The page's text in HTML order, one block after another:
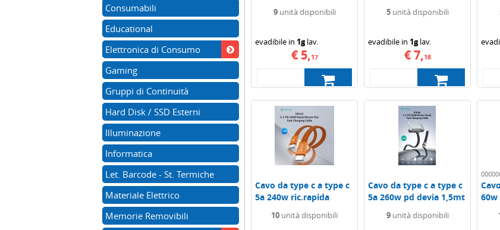
9unità disponibili
evadibile in 1glav.
€ 5,17
5unità disponibili
evadibile in 1glav.
€ 7,18
Cavo da type c a type c
5a 240w ric.rapida
10 unità disponibili
Cavo da type c a type c
5a 260w pd devia 1,5mt
9unità disponibili
60w
Consumabili
Educational
Elettronica di Consumo
Gaming
Gruppi di Continuità
Hard Disk / SSD Esterni
Illuminazione
Informatica
Let. Barcode - St. Termiche
Materiale Elettrico
Memorie Removibili